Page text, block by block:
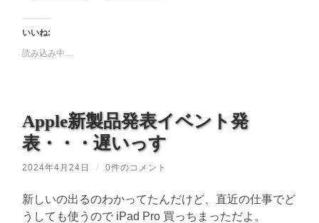
いいね:
読み込み中…
Apple新製品発表イベント発
表・・・遅いっす
2024年4月24日 / 0件のコメント
新しいの出るのわかってたんだけど、直近の仕事でど
うしても使うので iPad Pro 買っちまっただよ。